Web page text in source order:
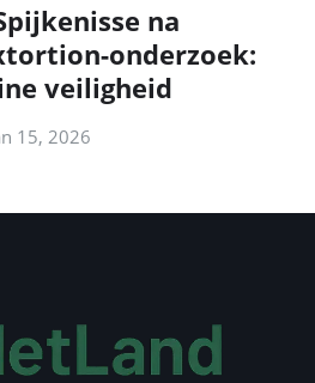
na
onderzoek:
veiligheid
15, 2026